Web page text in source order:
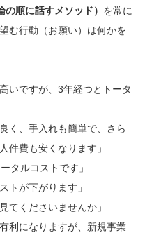
順に話すメソッド） を常に
む行動（お願い）は何かを
いですが、3年経つとトータ
く、手入れも簡単で、さら
件費も安くなります」
タルコストです」
が下がります」
てくださいませんか」
利になりますが、新規事業